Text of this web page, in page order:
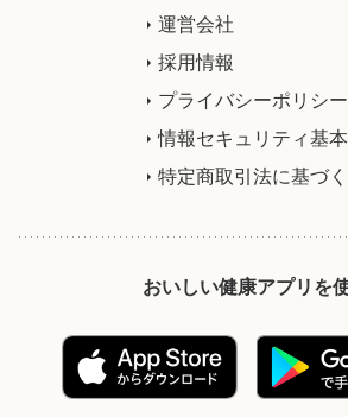
運営会社
採用情報
プライバシーポリシー
情報セキュリティ基
特定商取引法に基づ
おいしい健康アプリを